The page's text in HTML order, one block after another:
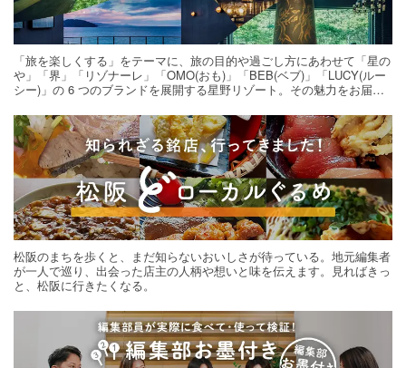
「旅を楽しくする」をテーマに、旅の目的や過ごし方にあわせて「星の
や」「界」「リゾナーレ」「OMO(おも)」「BEB(ベブ)」「LUCY(ルー
シー)」の 6 つのブランドを展開する星野リゾート。その魅力をお届け
松阪のまちを歩くと、まだ知らないおいしさが待っている。地元編集者
が一人で巡り、出会った店主の人柄や想いと味を伝えます。見ればきっ
と、松阪に行きたくなる。